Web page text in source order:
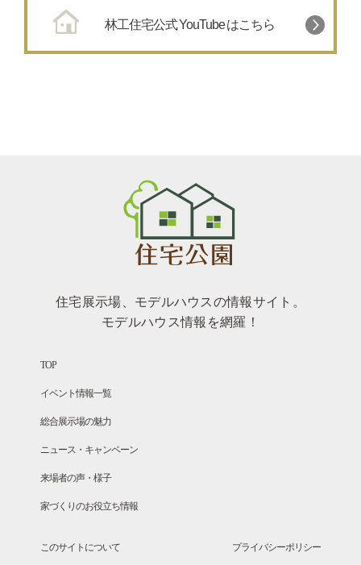
林工住宅公式 YouTube はこちら
住宅展示場、モデルハウスの情報サイト。
モデルハウス情報を網羅！
TOP
イベント情報一覧
総合展示場の魅力
ニュース・キャンペーン
来場者の声・様子
家づくりのお役立ち情報
このサイトについて プライバシーポリシー